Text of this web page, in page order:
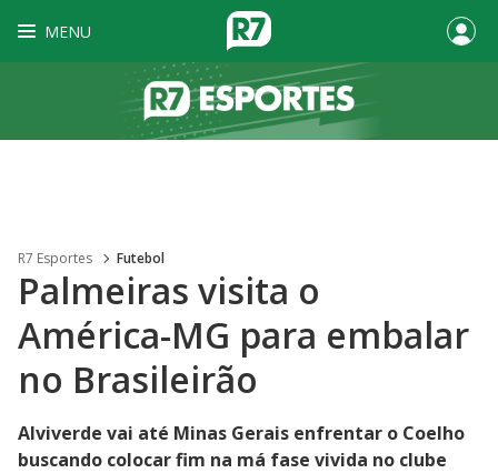
MENU
R7 Esportes Futebol
Palmeiras visita o
América-MG para embalar
no Brasileirão
Alviverde vai até Minas Gerais enfrentar o Coelho
buscando colocar fim na má fase vivida no clube